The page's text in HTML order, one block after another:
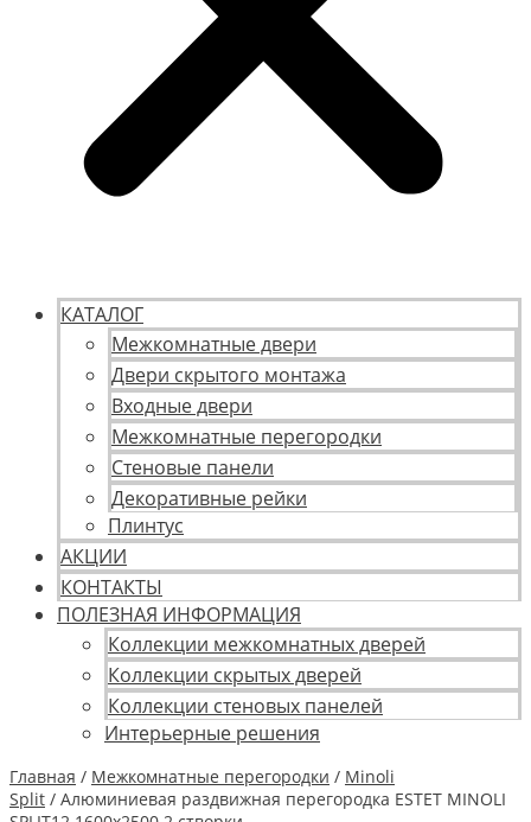
КАТАЛОГ
Межкомнатные двери
Двери скрытого монтажа
Входные двери
Межкомнатные перегородки
Стеновые панели
Декоративные рейки
Плинтус
АКЦИИ
КОНТАКТЫ
ПОЛЕЗНАЯ ИНФОРМАЦИЯ
Коллекции межкомнатных дверей
Коллекции скрытых дверей
Коллекции стеновых панелей
Интерьерные решения
Главная / Межкомнатные перегородки / Minoli
Split / Алюминиевая раздвижная перегородка ESTET MINOLI